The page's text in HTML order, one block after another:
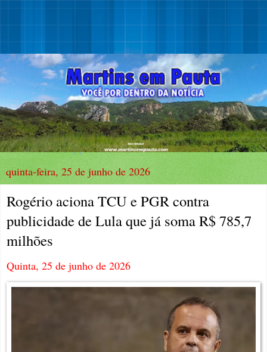
quinta-feira, 25 de junho de 2026
Rogério aciona TCU e PGR contra
publicidade de Lula que já soma R$ 785,7
milhões
Quinta, 25 de junho de 2026